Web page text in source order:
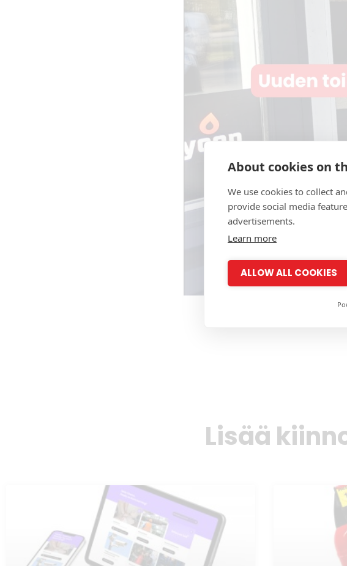
About cookies on
We use cookies to collect
provide social media
advertisements.
Learn more
ALLOW ALL COOKIES
Lisää